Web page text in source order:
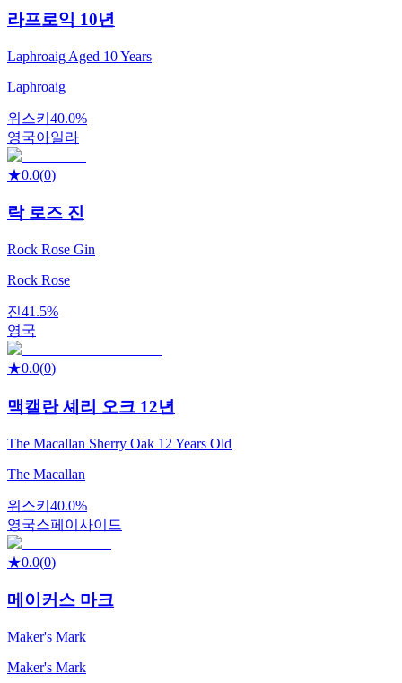
라프로익 10년
Laphroaig Aged 10 Years
Laphroaig
위스키 40.0%
영국아일라
★0.0(0)
락 로즈 진
Rock Rose Gin
Rock Rose
진41.5%
영국
★0.0(0)
맥캘란 셰리 오크 12년
The Macallan Sherry Oak 12 Years Old
The Macallan
위스키 40.0%
영국스페이사이드
★0.0(0)
메이커스 마크
Maker's Mark
Maker's Mark